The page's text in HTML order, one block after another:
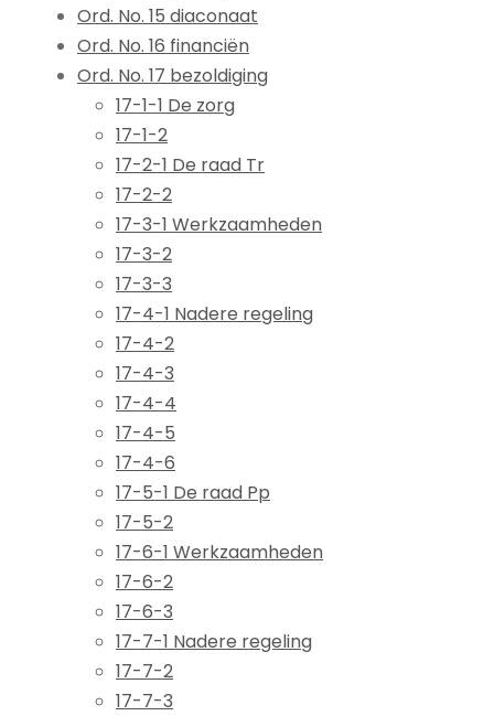
Ord. No. 15 diaconaat
Ord. No. 16 financiën
Ord. No. 17 bezoldiging
17-1-1 De zorg
17-1-2
17-2-1 De raad Tr
17-2-2
17-3-1 Werkzaamheden
17-3-2
17-3-3
17-4-1 Nadere regeling
17-4-2
17-4-3
17-4-4
17-4-5
17-4-6
17-5-1 De raad Pp
17-5-2
17-6-1 Werkzaamheden
17-6-2
17-6-3
17-7-1 Nadere regeling
17-7-2
17-7-3